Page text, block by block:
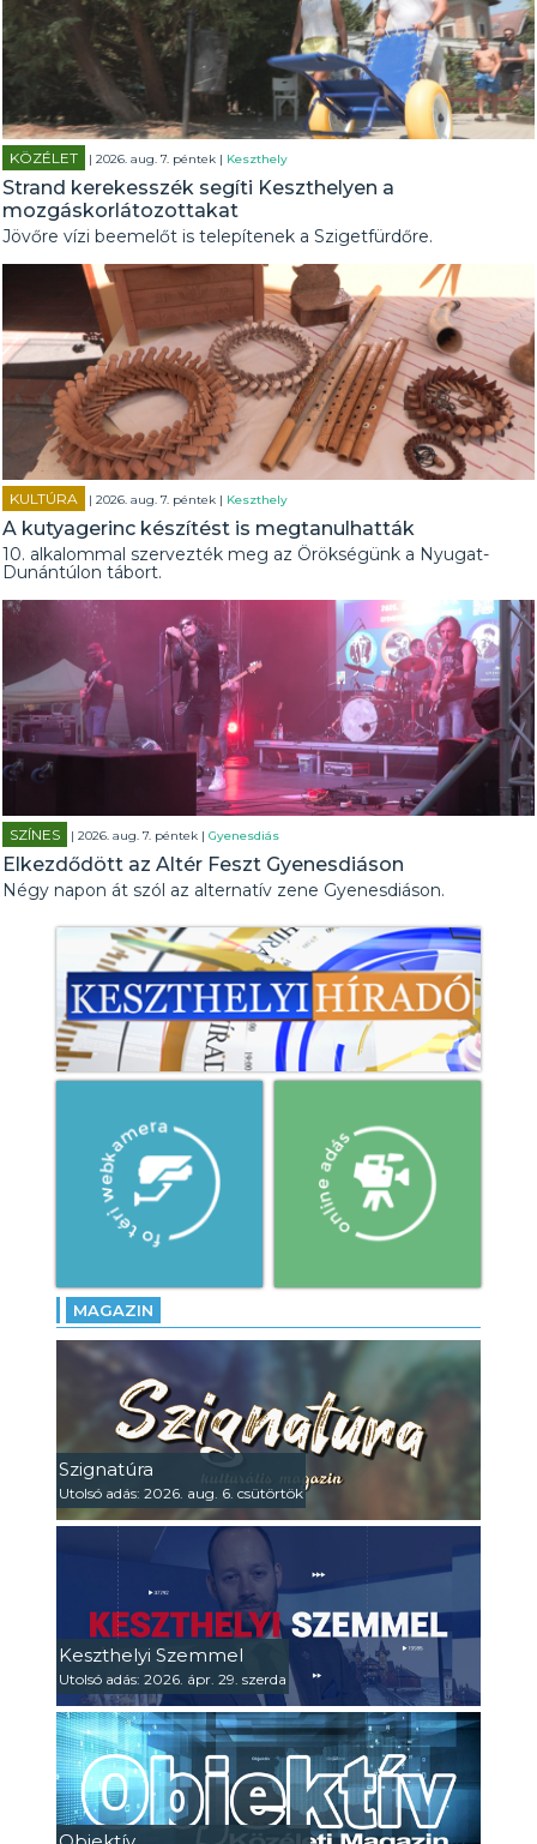
KÖZÉLET | 2026. aug. 7. péntek | Keszthely
Strand kerekesszék segíti Keszthelyen a
mozgáskorlátozottakat
Jövőre vízi beemelőt is telepítenek a Szigetfürdőre.
KULTÚRA | 2026. aug. 7. péntek | Keszthely
A kutyagerinc készítést is megtanulhatták
10. alkalommal szervezték meg az Örökségünk a Nyugat-
Dunántúlon tábort.
SZÍNES | 2026. aug. 7. péntek |Gyenesdiás
Elkezdődött az Altér Feszt Gyenesdiáson
Négy napon át szól az alternatív zene Gyenesdiáson.
MAGAZIN
Szignatúra
Utolsó adás: 2026. aug. 6. csütörtök
Keszthelyi Szemmel
Utolsó adás: 2026. ápr. 29. szerda